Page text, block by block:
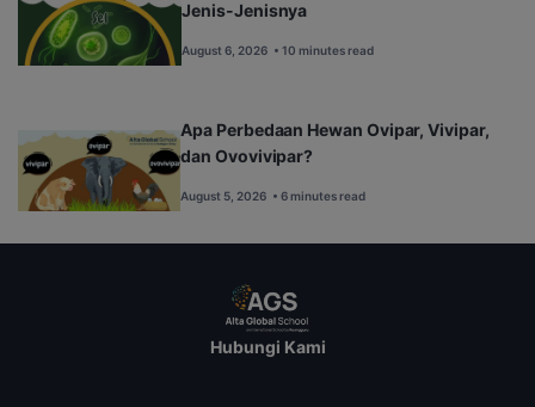
Jenis-Jenisnya
August 6, 2026 • 10 minutes read
Apa Perbedaan Hewan Ovipar, Vivipar,
dan Ovovivipar?
August 5, 2026 • 6 minutes read
Hubungi Kami